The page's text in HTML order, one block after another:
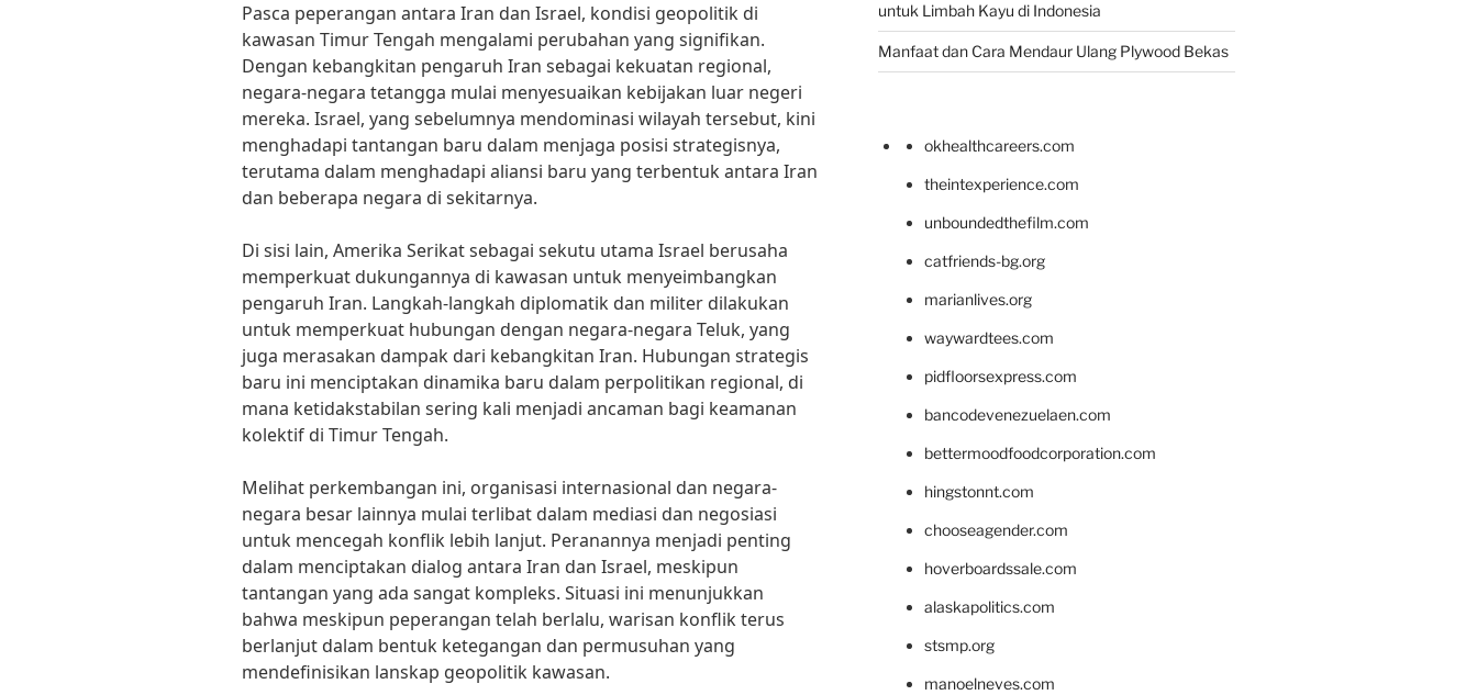
Pasca peperangan antara Iran dan Israel, kondisi geopolitik di
kawasan Timur Tengah mengalami perubahan yang signifikan.
Dengan kebangkitan pengaruh Iran sebagai kekuatan regional,
negara-negara tetangga mulai menyesuaikan kebijakan luar negeri
mereka. Israel, yang sebelumnya mendominasi wilayah tersebut, kini
menghadapi tantangan baru dalam menjaga posisi strategisnya,
terutama dalam menghadapi aliansi baru yang terbentuk antara Iran
dan beberapa negara di sekitarnya.
Di sisi lain, Amerika Serikat sebagai sekutu utama Israel berusaha
memperkuat dukungannya di kawasan untuk menyeimbangkan
pengaruh Iran. Langkah-langkah diplomatik dan militer dilakukan
untuk memperkuat hubungan dengan negara-negara Teluk, yang
juga merasakan dampak dari kebangkitan Iran. Hubungan strategis
baru ini menciptakan dinamika baru dalam perpolitikan regional, di
mana ketidakstabilan sering kali menjadi ancaman bagi keamanan
kolektif di Timur Tengah.
Melihat perkembangan ini, organisasi internasional dan negara-
negara besar lainnya mulai terlibat dalam mediasi dan negosiasi
untuk mencegah konflik lebih lanjut. Peranannya menjadi penting
dalam menciptakan dialog antara Iran dan Israel, meskipun
tantangan yang ada sangat kompleks. Situasi ini menunjukkan
bahwa meskipun peperangan telah berlalu, warisan konflik terus
berlanjut dalam bentuk ketegangan dan permusuhan yang
mendefinisikan lanskap geopolitik kawasan.
untuk Limbah Kayu di Indonesia
Manfaat dan Cara Mendaur Ulang Plywood Bekas
okhealthcareers.com
theintexperience.com
unboundedthefilm.com
catfriends-bg.org
marianlives.org
waywardtees.com
pidfloorsexpress.com
bancodevenezuelaen.com
bettermoodfoodcorporation.com
hingstonnt.com
chooseagender.com
hoverboardssale.com
alaskapolitics.com
stsmp.org
manoelneves.com